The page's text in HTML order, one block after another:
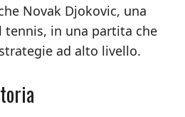
Novak Djokovic, una
tennis, in una partita che
ad alto livello.